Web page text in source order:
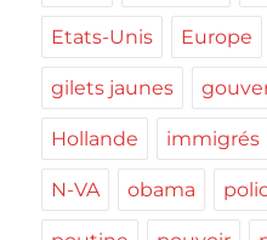
Etats-Unis Europe
gilets jaunes
Hollande immigrés
N-VA obama